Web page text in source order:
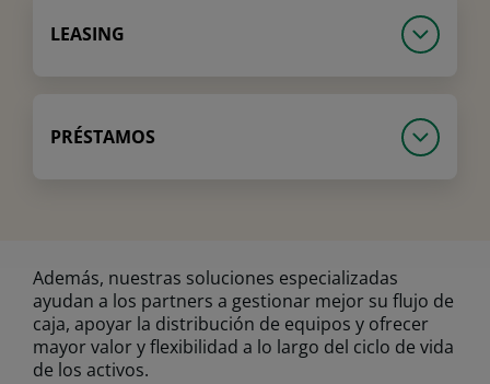
LEASING
PRÉSTAMOS
Además, nuestras soluciones especializadas
ayudan a los partners a gestionar mejor su flujo de
caja, apoyar la distribución de equipos y ofrecer
mayor valor y flexibilidad a lo largo del ciclo de vida
de los activos.